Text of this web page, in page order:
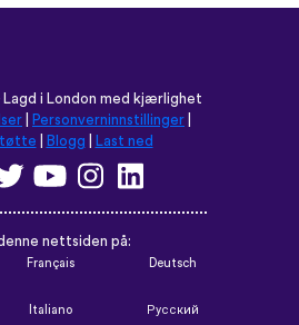
i London med kjærlighet
Personverninnstillinger
Blogg Last ned
nettsiden på:
Français Deutsch
Italiano Русский